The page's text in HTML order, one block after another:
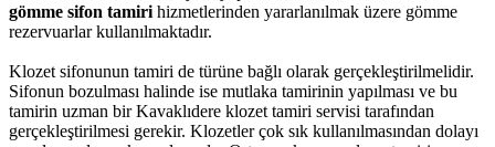
gömme sifon tamiri hizmetlerinden yararlanılmak üzere gömme
rezervuarlar kullanılmaktadır.
Klozet sifonunun tamiri de türüne bağlı olarak gerçekleştirilmelidir.
Sifonun bozulması halinde ise mutlaka tamirinin yapılması ve bu
tamirin uzman bir Kavaklıdere klozet tamiri servisi tarafından
gerçekleştirilmesi gerekir. Klozetler çok sık kullanılmasından dolayı